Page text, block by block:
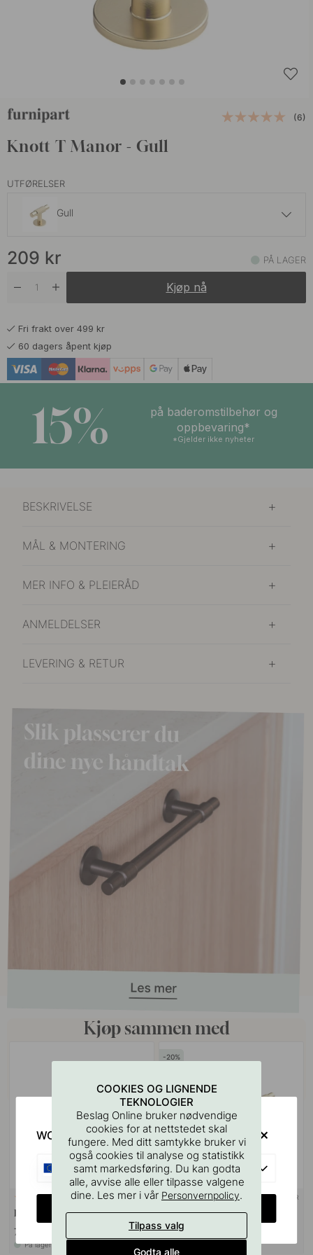
(6)
Knott T Manor - Gull
UTFØRELSER
Gull
Antikk Messing På lager
På vei inn
Matt Sort
209 kr PÅ LAGER
Kjøp nå
Fri frakt over 499 kr
60 dagers åpent kjøp
15%
på baderomstilbehør og
oppbevaring*
*Gjelder ikke nyheter
BESKRIVELSE
MÅL & MONTERING
MER INFO & PLEIERÅD
ANMELDELSER
LEVERING & RETUR
Kjøp sammen med
127
Boremal for Håndtak & Knotter
75 kr
På lager
20
21 + LENGDER
Håndtak Manor - Gull
248 kr
COOKIES OG LIGNENDE
TEKNOLOGIER
Beslag Online bruker nødvendige
cookies for at nettstedet skal
fungere. Med ditt samtykke bruker vi
også cookies til analyse og statistikk
samt markedsføring. Du kan godta
alle, avvise alle eller tilpasse valgene
dine. Les mer i vår Personvernpolicy.
Tilpass valg
Godta alle
WOULD YOU RATHER VISIT?
EU